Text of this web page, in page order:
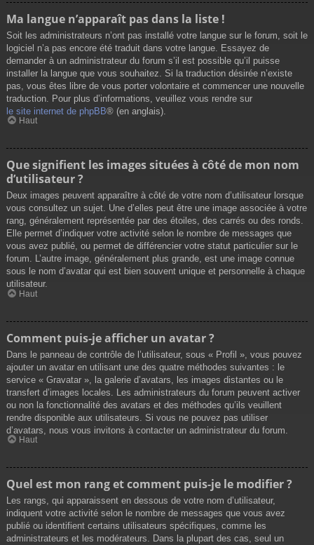
Ma langue n’apparaît pas dans la liste !
Soit les administrateurs n’ont pas installé votre langue sur le forum, soit le
logiciel n’a pas encore été traduit dans votre langue. Essayez de
demander à un administrateur du forum s’il est possible qu’il puisse
installer la langue que vous souhaitez. Si la traduction désirée n’existe
pas, vous êtes libre de vous porter volontaire et commencer une nouvelle
traduction. Pour plus d’informations, veuillez vous rendre sur
le site internet de phpBB® (en anglais).
Haut
Que signifient les images situées à côté de mon nom
d’utilisateur ?
Deux images peuvent apparaître à côté de votre nom d’utilisateur lorsque
vous consultez un sujet. Une d’elles peut être une image associée à votre
rang, généralement représentée par des étoiles, des carrés ou des ronds.
Elle permet d’indiquer votre activité selon le nombre de messages que
vous avez publié, ou permet de différencier votre statut particulier sur le
forum. L’autre image, généralement plus grande, est une image connue
sous le nom d’avatar qui est bien souvent unique et personnelle à chaque
utilisateur.
Haut
Comment puis-je afficher un avatar ?
Dans le panneau de contrôle de l’utilisateur, sous « Profil », vous pouvez
ajouter un avatar en utilisant une des quatre méthodes suivantes : le
service « Gravatar », la galerie d’avatars, les images distantes ou le
transfert d’images locales. Les administrateurs du forum peuvent activer
ou non la fonctionnalité des avatars et des méthodes qu’ils veuillent
rendre disponible aux utilisateurs. Si vous ne pouvez pas utiliser
d’avatars, nous vous invitons à contacter un administrateur du forum.
Haut
Quel est mon rang et comment puis-je le modifier ?
Les rangs, qui apparaissent en dessous de votre nom d’utilisateur,
indiquent votre activité selon le nombre de messages que vous avez
publié ou identifient certains utilisateurs spécifiques, comme les
administrateurs et les modérateurs. Dans la plupart des cas, seul un